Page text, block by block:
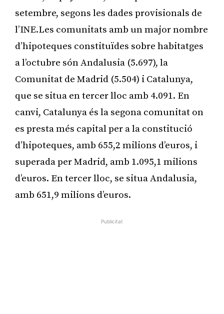
setembre, segons les dades provisionals de
l’INE.Les comunitats amb un major nombre
d’hipoteques constituïdes sobre habitatges
a l’octubre són Andalusia (5.697), la
Comunitat de Madrid (5.504) i Catalunya,
que se situa en tercer lloc amb 4.091. En
canvi, Catalunya és la segona comunitat on
es presta més capital per a la constitució
d’hipoteques, amb 655,2 milions d’euros, i
superada per Madrid, amb 1.095,1 milions
d’euros. En tercer lloc, se situa Andalusia,
amb 651,9 milions d’euros.
Publicitat